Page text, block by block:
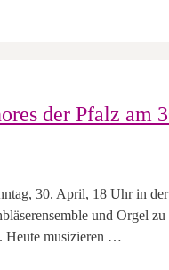
der Pfalz am
30. April, 18 Uhr in
und Orgel
Heute musizieren …